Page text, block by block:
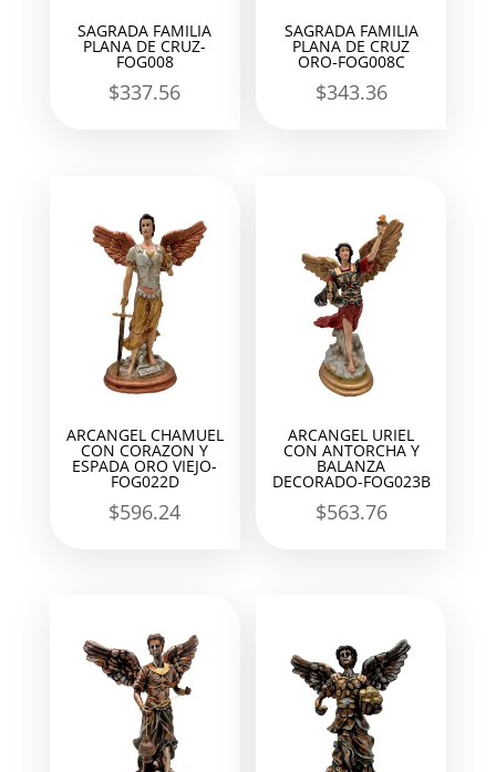
SAGRADA FAMILIA
PLANA DE CRUZ-
FOG008
$337.56
SAGRADA FAMILIA
PLANA DE CRUZ
ORO-FOG008C
$343.36
ARCANGEL CHAMUEL
CON CORAZON Y
ESPADA ORO VIEJO-
FOG022D
$596.24
ARCANGEL URIEL
CON ANTORCHA Y
BALANZA
DECORADO-FOG023B
$563.76